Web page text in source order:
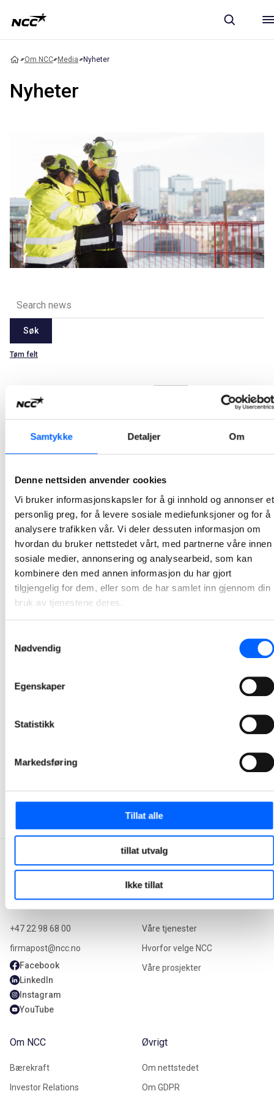
Samtykke Detaljer Om
Denne nettsiden anvender cookies
Vi bruker informasjonskapsler for å gi innhold og annonser et
personlig preg, for å levere sosiale mediefunksjoner og for å
analysere trafikken vår. Vi deler dessuten informasjon om
hvordan du bruker nettstedet vårt, med partnerne våre innen
sosiale medier, annonsering og analysearbeid, som kan
kombinere den med annen informasjon du har gjort
tilgjengelig for dem, eller som de har samlet inn gjennom din
bruk av tjenestene deres.
Nødvendig
Egenskaper
Statistikk
Markedsføring
Tillat alle
tillat utvalg
Ikke tillat
Om NCC Media Nyheter
Nyheter
Søk
Tøm felt
Latest2026
Alle Jan Feb Mar Apr May Jun Jul
Aug
Sep
Oct
NCC-bygget badeanlegg åpnet for publikum
Denne uken kunne de første badegjestene ta i bruk det moderne og klimaeffektive badeanlegget Rud svømmehall i Bærum som NCC Building har bygget.
2021-08-20
Send epost
Kontakt oss
+47 22 98 68 00
firmapost@ncc.no
Facebook
LinkedIn
Instagram
YouTube
Våre tjenester
Våre tjenester
Hvorfor velge NCC
Våre prosjekter
Om NCC
Bærekraft
Investor Relations
Øvrigt
Om nettstedet
Om GDPR